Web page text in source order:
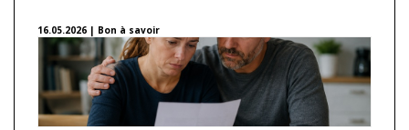
16.05.2026 | Bon à savoir